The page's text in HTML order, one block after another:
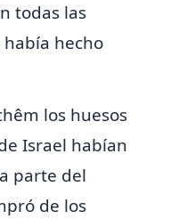
todas las
había hecho
los huesos
Israel habían
parte del
de los